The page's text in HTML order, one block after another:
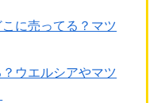
に売ってる？マツ
ウエルシアやマツ